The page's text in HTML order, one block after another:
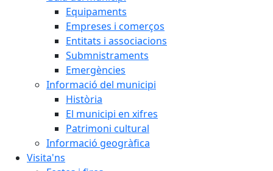
Equipaments
Empreses i comerços
Entitats i associacions
Submnistraments
Emergències
Informació del municipi
Història
El municipi en xifres
Patrimoni cultural
Informació geogràfica
Visita'ns